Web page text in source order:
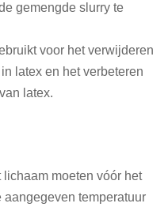
gemengde slurry te
voor het verwijderen
latex en het verbeteren
latex.
moeten vóór het
temperatuur